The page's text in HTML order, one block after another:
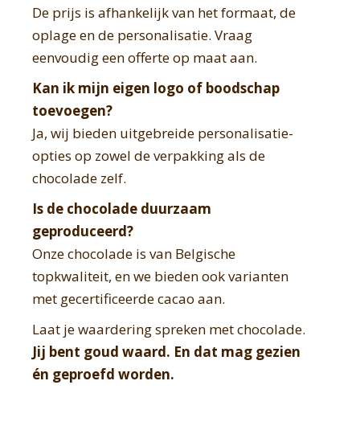
De prijs is afhankelijk van het formaat, de
oplage en de personalisatie. Vraag
eenvoudig een offerte op maat aan.
Kan ik mijn eigen logo of boodschap
toevoegen?
Ja, wij bieden uitgebreide personalisatie-
opties op zowel de verpakking als de
chocolade zelf.
Is de chocolade duurzaam
geproduceerd?
Onze chocolade is van Belgische
topkwaliteit, en we bieden ook varianten
met gecertificeerde cacao aan.
Laat je waardering spreken met chocolade.
Jij bent goud waard. En dat mag gezien
én geproefd worden.